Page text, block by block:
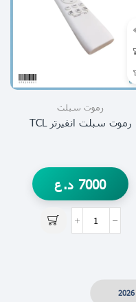
رموت سبلت
رموت سبلت انفيرتر TCL
7000 د.ع